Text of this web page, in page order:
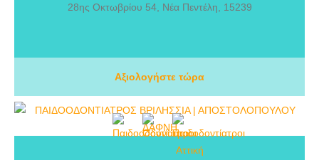
28ης Οκτωβρίου 54, Νέα Πεντέλη, 15239
Αξιολογήστε τώρα